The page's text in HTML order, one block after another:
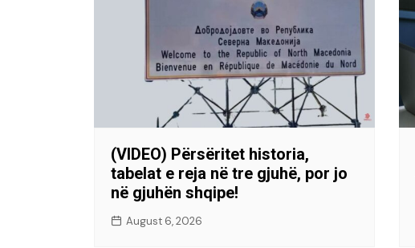
(VIDEO) Përsëritet historia,
tabelat e reja në tre gjuhë, por jo
në gjuhën shqipe!
August 6, 2026